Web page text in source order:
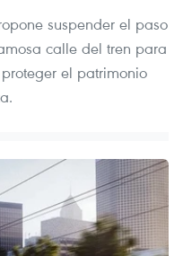
suspender el paso
calle del tren para
el patrimonio